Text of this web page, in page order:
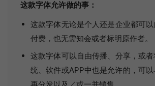
这款字体允许做的事：
这款字体无论是个人还是企业都可
付费，也无需知会或者标明原作者。
这款字体可以自由传播、分享，或
统、软件或APP中也是允许的，可